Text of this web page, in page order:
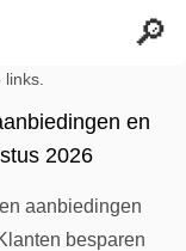
links.
en
2026
aanbiedingen
besparen